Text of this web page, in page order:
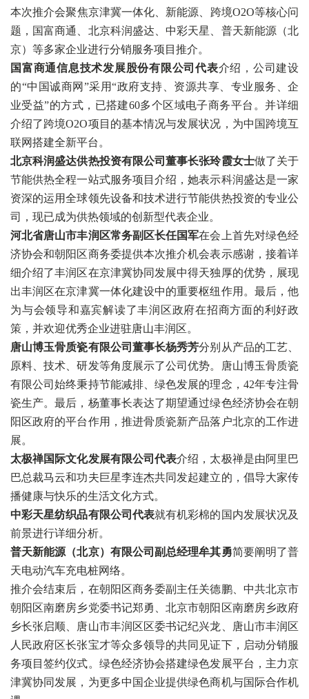
本次推介会聚焦京津冀一体化、新能源、跨境O2O等核心问
题，国富商通、北京科润盛达、中彩天星、普天新能源（北
京）等多家企业进行分销服务项目推介。
国富商通信息技术发展股份有限公司代表介绍，公司建设
的“中国诚商网”采用“政府支持、资源共享、专业服务、企
业受益”的方式，已搭建60多个区域电子商务平台。并详细
介绍了跨境O2O项目的基本情况与发展状况，为中国跨境互
联网搭建全新平台。
北京科润盛达供热投资有限公司董事长张玲霞女士做了关于
节能供热全程一站式服务项目介绍，她表示科润盛达是一家
资深的运用全球领先设备和技术进行节能供热投资的专业公
司，现已成为供热领域的创新型代表企业。
河北省唐山市丰润区常务副区长任国军在会上首先对绿色经
济协会和朝阳区商务委提供本次推介机会表示感谢，接着详
细介绍了丰润区在京津冀协同发展中得天独厚的优势，展现
出丰润区在京津冀一体化建设中的重要枢纽作用。最后，他
为与会领导和嘉宾解读了丰润区政府在招商方面的利好政
策，并欢迎优秀企业进驻唐山丰润区。
唐山博玉骨质瓷有限公司董事长杨秀芳分别从产品的工艺、
原料、技术、研发等角度展示了公司优势。唐山博玉骨质瓷
有限公司始终秉持节能减排、绿色发展的理念，42年专注骨
瓷生产。最后，杨董事长表达了期望通过绿色经济协会在朝
阳区政府的平台作用，推进骨质瓷新产品落户北京的工作进
展。
太极禅国际文化发展有限公司代表介绍，太极禅是由阿里巴
巴总裁马云和功夫巨星李连杰共同发起建立的，倡导大家传
播健康与快乐的生活文化方式。
中彩天星纺织品有限公司代表就有机彩棉的国内发展状况及
前景进行详细分析。
普天新能源（北京）有限公司副总经理牟其勇简要阐明了普
天电动汽车充电桩网络。
推介会结束后，在朝阳区商务委副主任关德鹏、中共北京市
朝阳区南磨房乡党委书记郑勇、北京市朝阳区南磨房乡政府
乡长张启顺、唐山市丰润区区委书记纪兴龙、唐山市丰润区
人民政府区长张宝才等众多领导的共同见证下，启动分销服
务项目签约仪式。绿色经济协会搭建绿色发展平台，主力京
津冀协同发展，为更多中国企业提供绿色商机与国际合作机